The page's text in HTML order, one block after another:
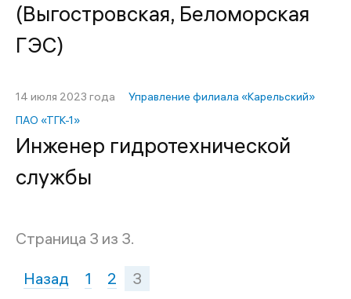
(Выгостровская, Беломорская
ГЭС)
14 июля 2023 года
Управление филиала «Карельский»
ПАО «ТГК-1»
Инженер гидротехнической
службы
Страница 3 из 3.
Назад 1 2 3